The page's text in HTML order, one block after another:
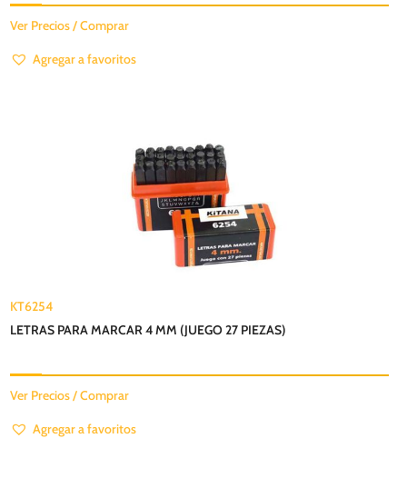
Ver Precios / Comprar
Agregar a favoritos
KT6254
LETRAS PARA MARCAR 4 MM (JUEGO 27 PIEZAS)
Ver Precios / Comprar
Agregar a favoritos